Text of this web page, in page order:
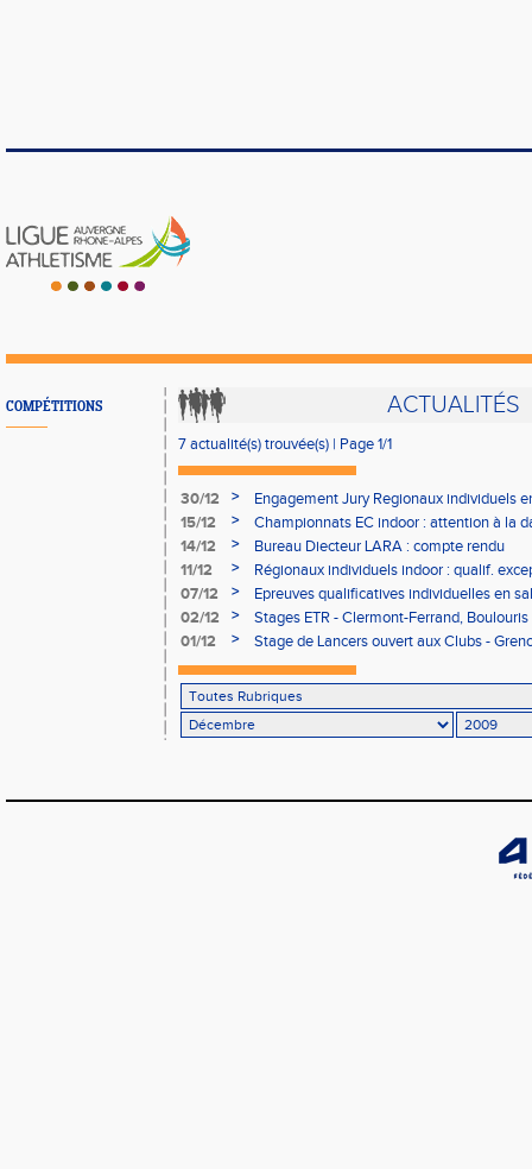
COMPÉTITIONS ACTUALITÉS
7 actualité(s) trouvée(s) | Page 1/1
30/12 >
Engagement Jury Regionaux individuels
15/12
>
Championnats EC indoor : attention à la
14/12
>
Bureau Diecteur LARA : compte rendu
11/12
>
Régionaux individuels indoor : qualif.
07/12
>
Epreuves qualificatives individuelles en
02/12
>
Stages ETR - Clermont-Ferrand,
2009 - Modif
01/12 > Stage de Lancers ouvert aux Clubs -